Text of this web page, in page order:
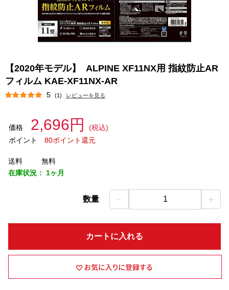
【2020年モデル】 ALPINE XF11NX用 指紋防止AR
フィルム KAE-XF11NX-AR
5 (1) レビューを見る
価格 2,696円
(税込)
ポイント
80ポイント還元
送料
無料
在庫状況： 1ヶ月
数量 － 1 ＋
カートに入れる